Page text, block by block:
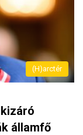
(H)arctér
államfő